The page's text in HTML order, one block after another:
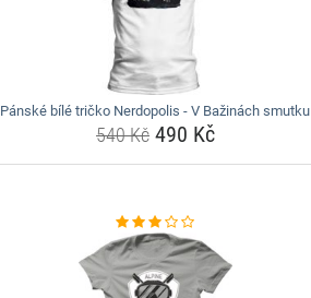
Pánské bílé tričko Nerdopolis - V Bažinách smutku
540 Kč490 Kč